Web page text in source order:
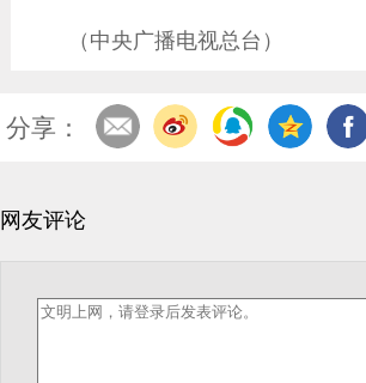
（中央广播电视总台）
分享：
网友评论